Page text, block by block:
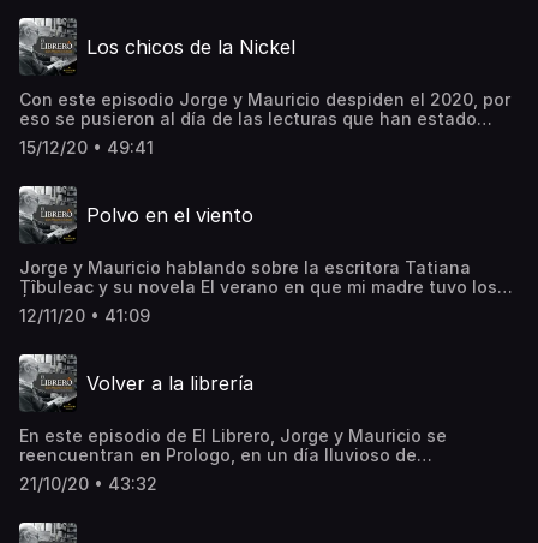
Los chicos de la Nickel
Con este episodio Jorge y Mauricio despiden el 2020, por
eso se pusieron al día de las lecturas que han estado
adelantando en este fin de año.See
omnystudio.com/listener for privacy information.
15/12/20 • 49:41
Polvo en el viento
Jorge y Mauricio hablando sobre la escritora Tatiana
Țîbuleac y su novela El verano en que mi madre tuvo los
ojos verdes. También hablan sobre el escritor cubano
Leonardo Padura y su libro Polvo en el viento, y por
episodio le tocó a Tomás González.See
omnystudio.com/listener for privacy information.
12/11/20 • 41:09
Volver a la librería
En este episodio de El Librero, Jorge y Mauricio se
reencuentran en Prologo, en un día lluvioso de
septiembre. De nuevo hablan de novela policiaca, en este
caso sobre 1973 de Niklas Natt och Dag, también
Dostoyevski y se ponen al día con las novedades que han
21/10/20 • 43:32